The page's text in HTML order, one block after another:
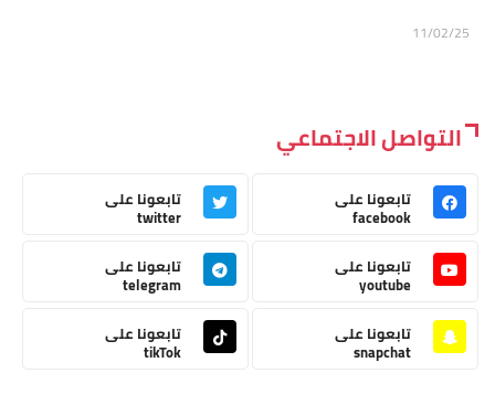
11/02/25
التواصل الاجتماعي
تابعونا على
facebook
تابعونا على
twitter
تابعونا على
youtube
تابعونا على
telegram
تابعونا على
snapchat
تابعونا على
tikTok